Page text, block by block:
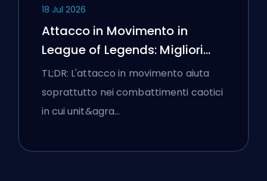
18 Jul 2026
Attacco in Movimento in
League of Legends: Migliori
Impostazioni
TL;DR: L'attacco in movimento aiuta
soprattutto nei combattimenti caotici
in cui unit&agra…